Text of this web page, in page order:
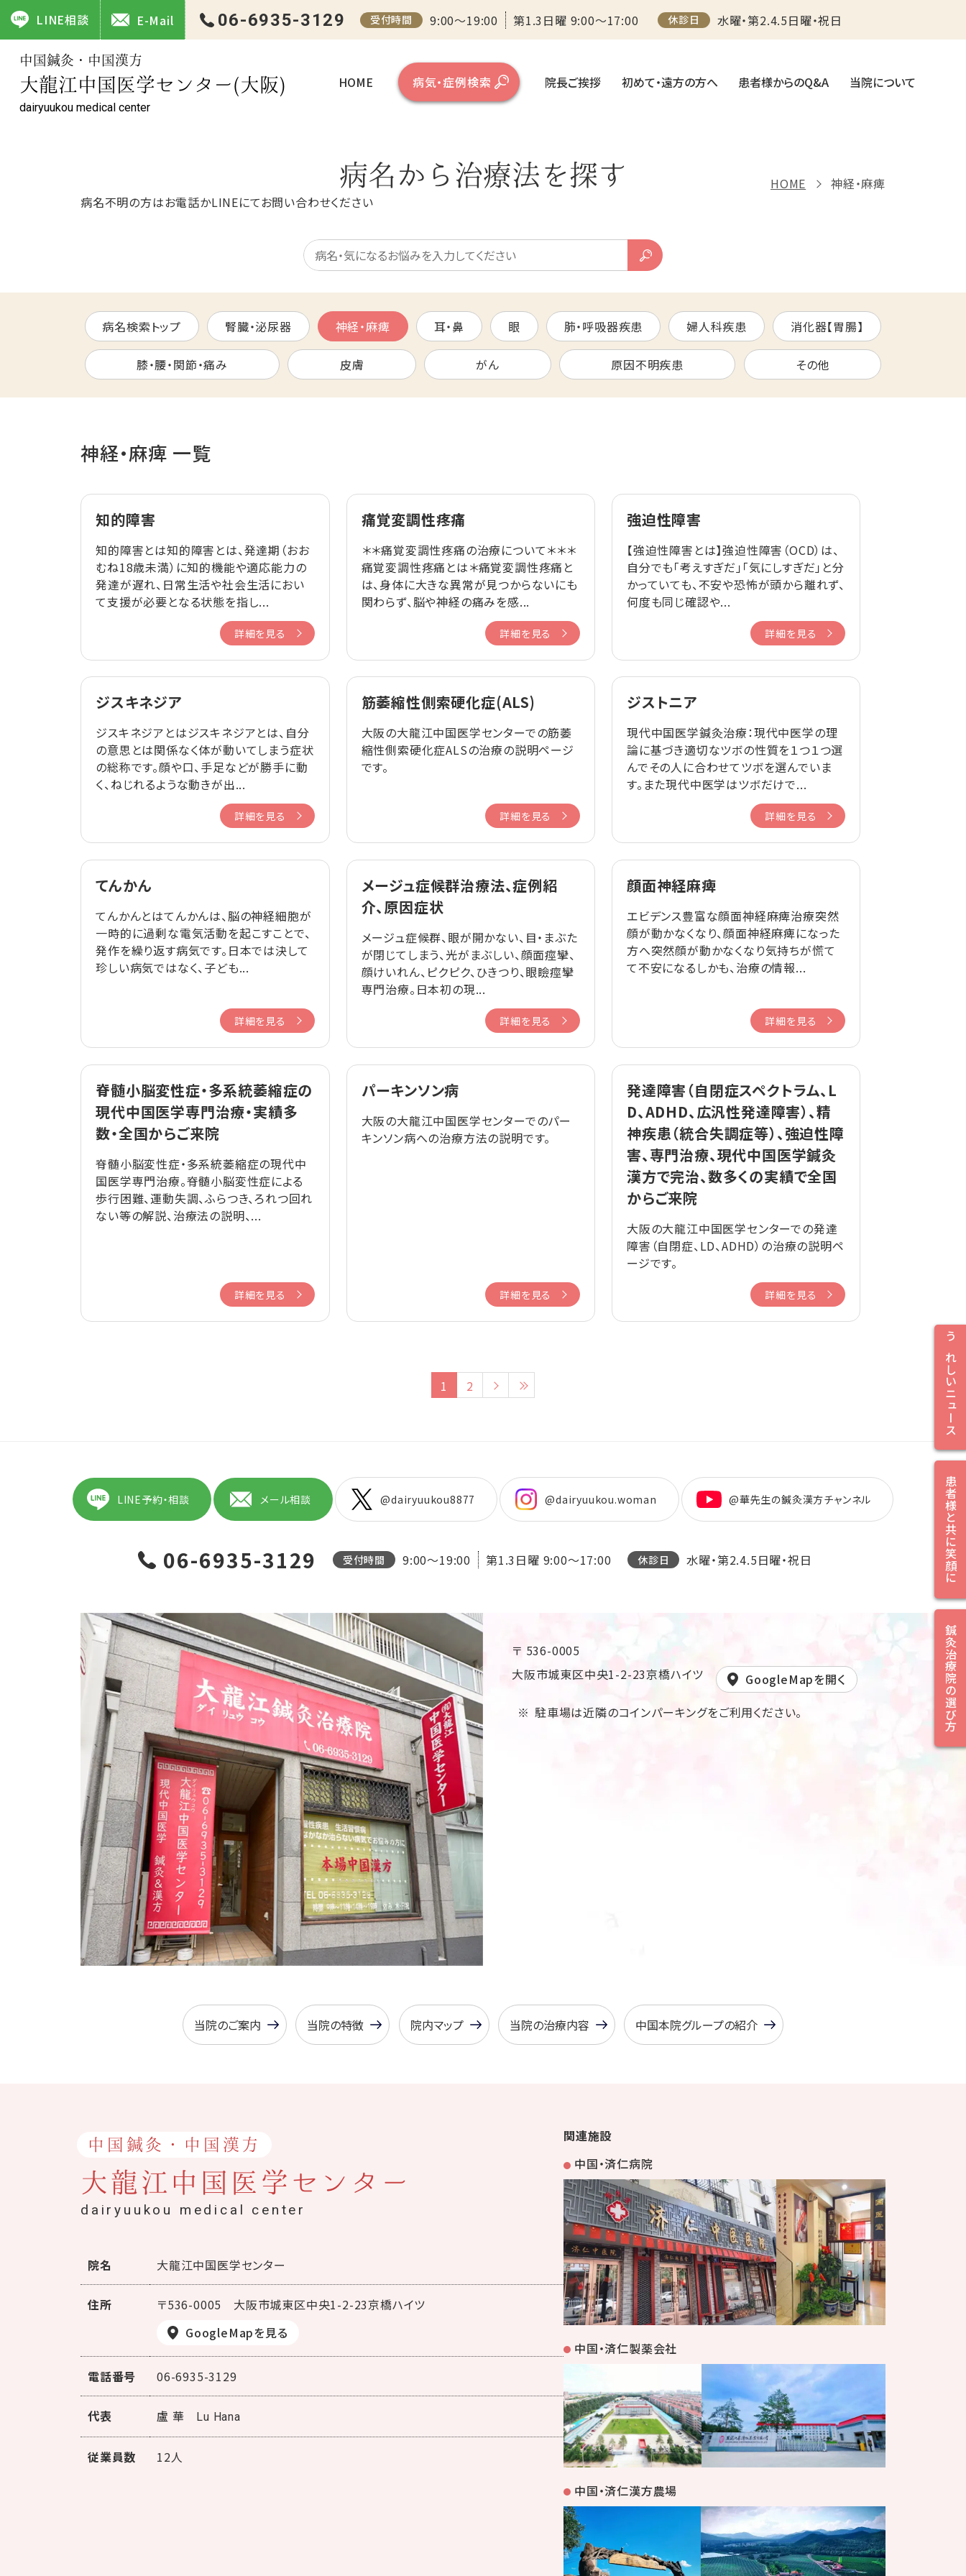
神経・麻痺 なら大阪の中国鍼灸・中国漢方の大龍江中国医学センター
LINE相談 E-Mail 06-6935-3129 受付時間 9:00～19:00 第1.3日曜 9:00～17:00 休診日 水曜・第2.4.5日曜・祝日
中国鍼灸・中国漢方
大龍江中国医学センター(大阪)
dairyuukou medical center
HOME 病気・症例検索 院長ご挨拶 初めて・遠方の方へ 患者様からのQ&A 当院について
うれしいニュース
患者様と共に笑顔に
鍼灸治療院の選び方
HOME 神経・麻痺
病名から治療法を探す
病名不明の方はお電話かLINEにてお問い合わせください
病名検索トップ 腎臓・泌尿器 神経・麻痺 耳・鼻 眼 肺・呼吸器疾患 婦人科疾患 消化器【胃腸】
膝・腰・関節・痛み 皮膚 がん 原因不明疾患 その他
神経・麻痺 一覧
知的障害
知的障害とは知的障害とは、発達期（おお
むね18歳未満）に知的機能や適応能力の
発達が遅れ、日常生活や社会生活におい
て支援が必要となる状態を指し...
詳細を見る
痛覚変調性疼痛
＊＊痛覚変調性疼痛の治療について＊＊＊
痛覚変調性疼痛とは＊痛覚変調性疼痛と
は、身体に大きな異常が見つからないにも
関わらず、脳や神経の痛みを感...
詳細を見る
強迫性障害
【強迫性障害とは】強迫性障害（OCD）は、
自分でも「考えすぎだ」「気にしすぎだ」と分
かっていても、不安や恐怖が頭から離れず、
何度も同じ確認や...
詳細を見る
ジスキネジア
ジスキネジアとはジスキネジアとは、自分
の意思とは関係なく体が動いてしまう症状
の総称です。顔や口、手足などが勝手に動
く、ねじれるような動きが出...
詳細を見る
筋萎縮性側索硬化症(ALS)
大阪の大龍江中国医学センターでの筋萎
縮性側索硬化症ALSの治療の説明ページ
です。
詳細を見る
ジストニア
現代中国医学鍼灸治療：現代中医学の理
論に基づき適切なツボの性質を１つ１つ選
んでその人に合わせてツボを選んでいま
す。また現代中医学はツボだけで...
詳細を見る
てんかん
てんかんとはてんかんは、脳の神経細胞が
一時的に過剰な電気活動を起こすことで、
発作を繰り返す病気です。日本では決して
珍しい病気ではなく、子ども...
詳細を見る
メージュ症候群治療法、症例紹
介、原因症状
メージュ症候群、眼が開かない、目・まぶた
が閉じてしまう、光がまぶしい、顔面痙攣、
顔けいれん、ピクピク、ひきつり、眼瞼痙攣
専門治療。日本初の現...
詳細を見る
顔面神経麻痺
エビデンス豊富な顔面神経麻痺治療突然
顔が動かなくなり、顔面神経麻痺になった
方へ突然顔が動かなくなり気持ちが慌て
て不安になるしかも、治療の情報...
詳細を見る
脊髄小脳変性症・多系統萎縮症の
現代中国医学専門治療・実績多
数・全国からご来院
脊髄小脳変性症・多系統萎縮症の現代中
国医学専門治療。脊髄小脳変性症による
歩行困難、運動失調、ふらつき、ろれつ回れ
ない等の解説、治療法の説明、...
詳細を見る
パーキンソン病
大阪の大龍江中国医学センターでのパー
キンソン病への治療方法の説明です。
詳細を見る
発達障害（自閉症スペクトラム、L
D、ADHD、広汎性発達障害）、精
神疾患（統合失調症等）、強迫性障
害、専門治療、現代中国医学鍼灸
漢方で完治、数多くの実績で全国
からご来院
大阪の大龍江中国医学センターでの発達
障害（自閉症、LD、ADHD）の治療の説明ペ
ージです。
詳細を見る
1 2
LINE予約・相談 メール相談 @dairyuukou8877 @dairyuukou.woman @華先生の鍼灸漢方チャンネル
06-6935-3129 受付時間 9:00～19:00 第1.3日曜 9:00～17:00 休診日 水曜・第2.4.5日曜・祝日
〒 536-0005
大阪市城東区中央1-2-23京橋ハイツ
GoogleMapを開く
駐車場は近隣のコインパーキングをご利用ください。
当院のご案内 当院の特徴 院内マップ 当院の治療内容 中国本院グループの紹介
中国鍼灸・中国漢方
大龍江中国医学センター
dairyuukou medical center
院名 大龍江中国医学センター
住所 〒536-0005 大阪市城東区中央1-2-23京橋ハイツ
GoogleMapを見る
電話番号 06-6935-3129
代表 盧 華 Lu Hana
従業員数 12人
関連施設
中国・済仁病院
中国・済仁製薬会社
中国・済仁漢方農場